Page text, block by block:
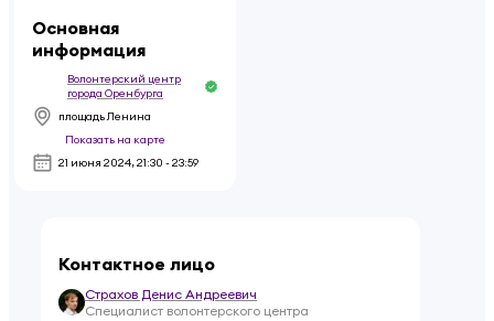
Основная
информация
Волонтерский центр
города Оренбурга
площадь Ленина
Показать на карте
21 июня 2024,21:30 - 23:59
Контактное лицо
Страхов Денис Андреевич
Специалист волонтерского центра